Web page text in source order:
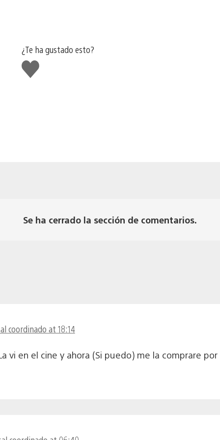
¿Te ha gustado esto?
Me
gusta
Se ha cerrado la sección de comentarios.
coordinado at 18:14
vi en el cine y ahora (Si puedo) me la comprare por